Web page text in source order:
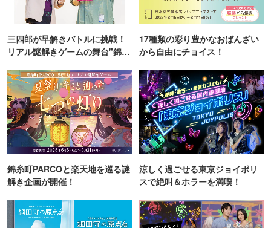
三四郎が早解きバトルに挑戦！
リアル謎解きゲームの舞台"錦糸
17種類の彩り豊かなおばんざい
から自由にチョイス！
錦糸町PARCOと楽天地を巡る謎
解き企画が開催！
涼しく過ごせる東京ジョイポリ
スで絶叫＆ホラーを満喫！